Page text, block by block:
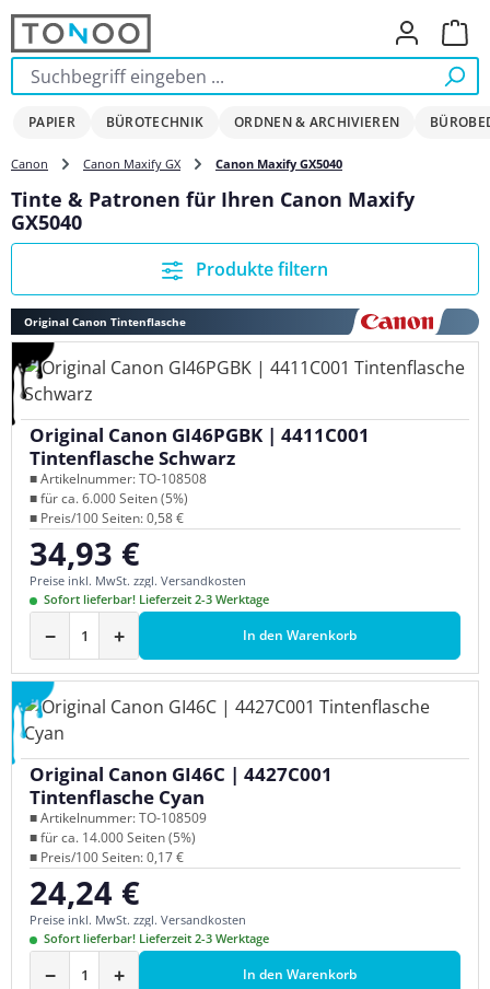
Zum Hauptinhalt springen
PAPIER BÜROTECHNIK ORDNEN & ARCHIVIEREN
Canon Canon Maxify GX Canon Maxify GX5040
Tinte & Patronen für Ihren Canon Maxify
GX5040
Produkte filtern
Original Canon Tintenflasche
Original Canon GI46PGBK | 4411C001
Tintenflasche Schwarz
■ Artikelnummer: TO-108508
■ für ca. 6.000 Seiten (5%)
■ Preis/100 Seiten: 0,58 €
Regulärer Preis:
34,93 €
Preise inkl. MwSt. zzgl. Versandkosten
Sofort lieferbar! Lieferzeit 2-3 Werktage
− + In den Warenkorb
Original Canon GI46C | 4427C001
Tintenflasche Cyan
■ Artikelnummer: TO-108509
■ für ca. 14.000 Seiten (5%)
■ Preis/100 Seiten: 0,17 €
Regulärer Preis:
24,24 €
Preise inkl. MwSt. zzgl. Versandkosten
Sofort lieferbar! Lieferzeit 2-3 Werktage
− + In den Warenkorb